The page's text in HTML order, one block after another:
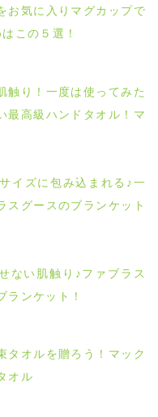
お気に入りマグカップで
この５選！
触り！一度は使ってみた
最高級ハンドタオル！マ
イズに包み込まれる♪一
スグースのブランケット
ない肌触り♪ファブラス
ランケット！
タオルを贈ろう！マック
オル